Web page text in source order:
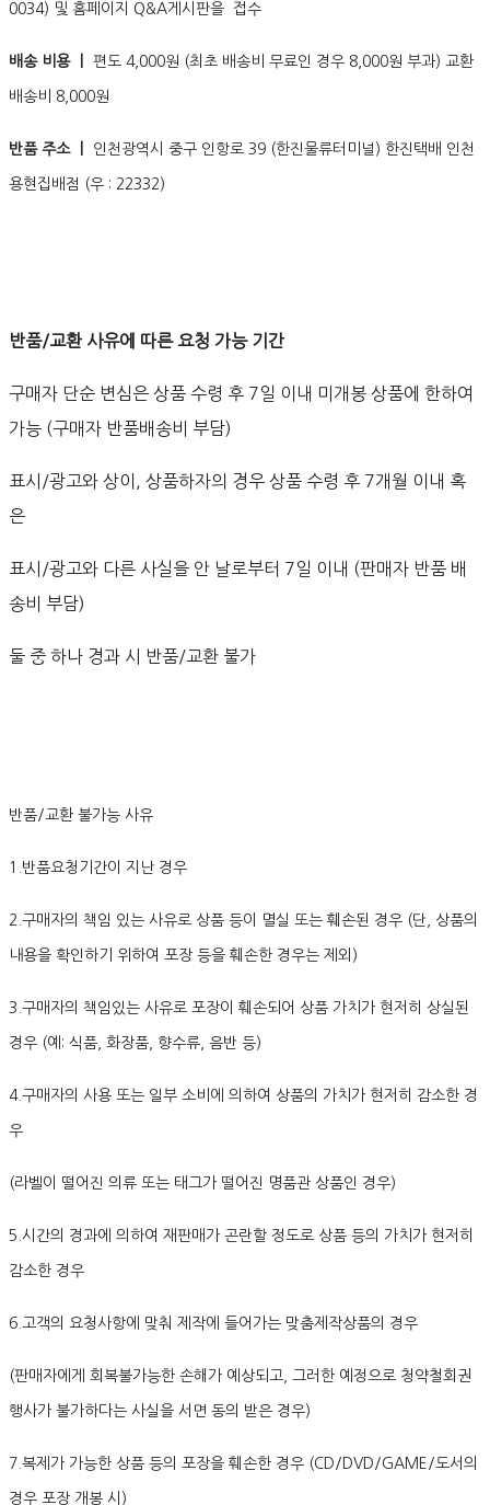
0034) 및 홈페이지 Q&A게시판을 접수
배송 비용 ㅣ 편도 4,000원 (최초 배송비 무료인 경우 8,000원 부과) 교환
배송비 8,000원
반품 주소 ㅣ 인천광역시 중구 인항로 39 (한진물류터미널) 한진택배 인천
용현집배점 (우 : 22332)
반품/교환 사유에 따른 요청 가능 기간
구매자 단순 변심은 상품 수령 후 7일 이내 미개봉 상품에 한하여
가능 (구매자 반품배송비 부담)
표시/광고와 상이, 상품하자의 경우 상품 수령 후 7개월 이내 혹
은
표시/광고와 다른 사실을 안 날로부터 7일 이내 (판매자 반품 배
송비 부담)
둘 중 하나 경과 시 반품/교환 불가
반품/교환 불가능 사유
1.반품요청기간이 지난 경우
2.구매자의 책임 있는 사유로 상품 등이 멸실 또는 훼손된 경우 (단, 상품의
내용을 확인하기 위하여 포장 등을 훼손한 경우는 제외)
3.구매자의 책임있는 사유로 포장이 훼손되어 상품 가치가 현저히 상실된
경우 (예: 식품, 화장품, 향수류, 음반 등)
4.구매자의 사용 또는 일부 소비에 의하여 상품의 가치가 현저히 감소한 경
우
(라벨이 떨어진 의류 또는 태그가 떨어진 명품관 상품인 경우)
5.시간의 경과에 의하여 재판매가 곤란할 정도로 상품 등의 가치가 현저히
감소한 경우
6.고객의 요청사항에 맞춰 제작에 들어가는 맞춤제작상품의 경우
(판매자에게 회복불가능한 손해가 예상되고, 그러한 예정으로 청약철회권
행사가 불가하다는 사실을 서면 동의 받은 경우)
7.복제가 가능한 상품 등의 포장을 훼손한 경우 (CD/DVD/GAME/도서의
경우 포장 개봉 시)